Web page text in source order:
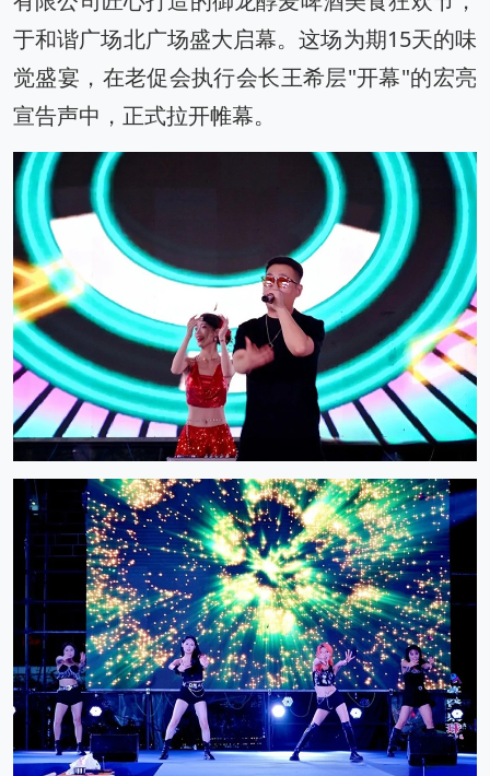
于和谐广场北广场盛大启幕。这场为期15天的味
觉盛宴，在老促会执行会长王希层"开幕"的宏亮
宣告声中，正式拉开帷幕。